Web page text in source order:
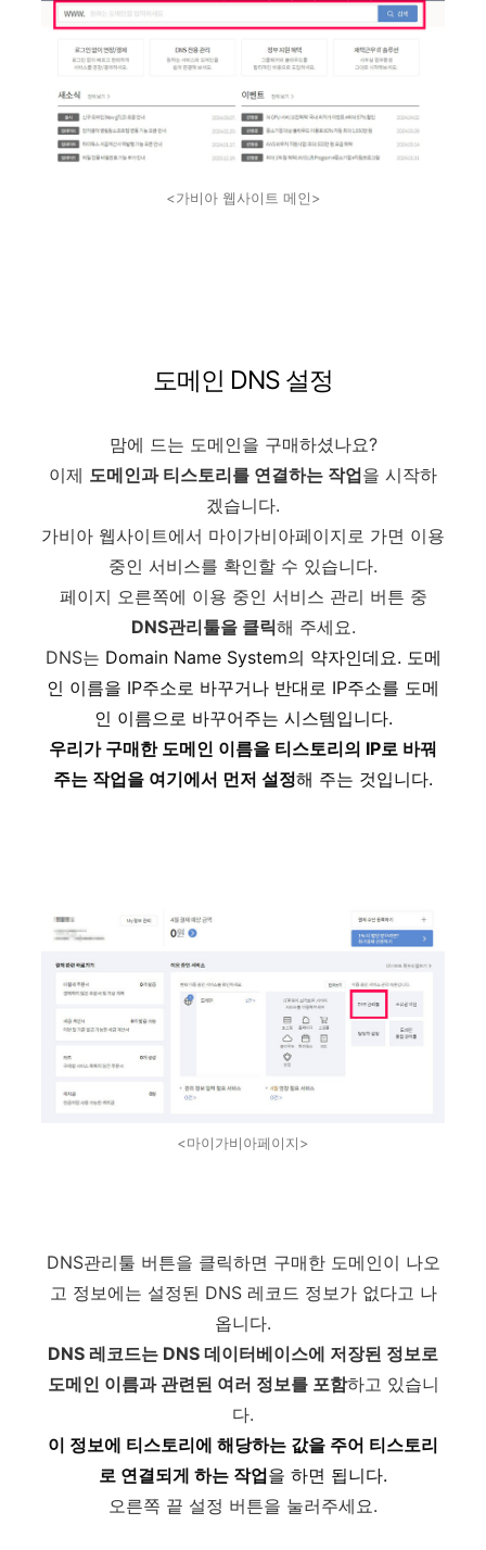
<가비아 웹사이트 메인>
도메인 DNS 설정
맘에 드는 도메인을 구매하셨나요?
이제 도메인과 티스토리를 연결하는 작업을 시작하
겠습니다.
가비아 웹사이트에서 마이가비아페이지로 가면 이용
중인 서비스를 확인할 수 있습니다.
페이지 오른쪽에 이용 중인 서비스 관리 버튼 중
DNS관리툴을 클릭해 주세요.
DNS는 Domain Name System의 약자인데요. 도메
인 이름을 IP주소로 바꾸거나 반대로 IP주소를 도메
인 이름으로 바꾸어주는 시스템입니다.
우리가 구매한 도메인 이름을 티스토리의 IP로 바꿔
주는 작업을 여기에서 먼저 설정해 주는 것입니다.
<마이가비아페이지>
DNS관리툴 버튼을 클릭하면 구매한 도메인이 나오
고 정보에는 설정된 DNS 레코드 정보가 없다고 나
옵니다.
DNS 레코드는 DNS 데이터베이스에 저장된 정보로
도메인 이름과 관련된 여러 정보를 포함하고 있습니
다.
이 정보에 티스토리에 해당하는 값을 주어 티스토리
로 연결되게 하는 작업을 하면 됩니다.
오른쪽 끝 설정 버튼을 눌러주세요.